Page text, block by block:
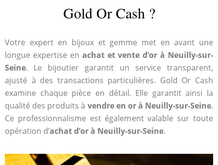
Gold Or Cash ?
Votre expert en bijoux et gemme met en avant une
longue expertise en achat et vente d’or à Neuilly-sur-
Seine. Le bijoutier garantit un service transparent,
ajusté à des transactions particulières. Gold Or Cash
examine chaque pièce en détail. Elle garantit ainsi la
qualité des produits à vendre en or à Neuilly-sur-Seine.
Ce professionnalisme est également valable sur toute
opération d’achat d’or à Neuilly-sur-Seine.